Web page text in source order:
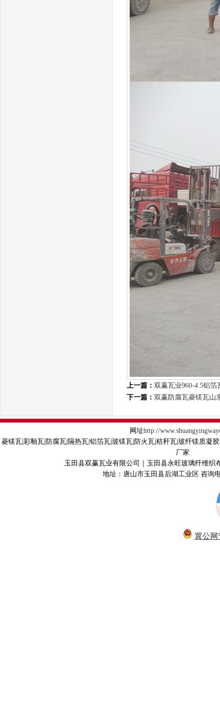
上一篇： 双赢瓦业960-4.5铝箔
下一篇： 双赢防腐瓦菱镁瓦山
网址http://
菱镁瓦|彩釉瓦|防腐瓦|隔热瓦|铝箔瓦|玻镁瓦|防火瓦|秸秆瓦|玻纤镁质凝
厂家
玉田县双赢瓦业有限公司｜玉田县永旺玻璃纤维织
地址：唐山市玉田县后湖工业区 咨询
冀公网